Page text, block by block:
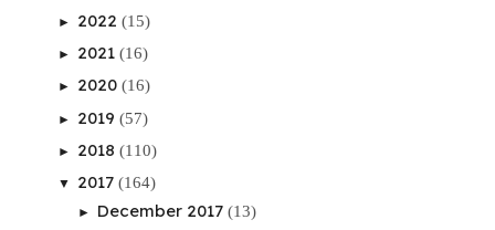
► 2022 (15)
► 2021 (16)
► 2020 (16)
► 2019 (57)
► 2018 (110)
▼ 2017 (164)
► December 2017 (13)